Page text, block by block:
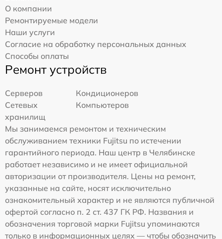
О компании
Ремонтируемые модели
Наши услуги
Согласие на обработку персональных данных
Способы оплаты
Ремонт устройств
Серверов
Кондиционеров
Сетевых
хранилищ
Компьютеров
Мы занимаемся ремонтом и техническим
обслуживанием техники Fujitsu по истечении
гарантийного периода. Наш центр в Челябинске
работает независимо и не имеет официальной
авторизации от производителя. Цены на ремонт,
указанные на сайте, носят исключительно
ознакомительный характер и не являются публичной
офертой согласно п. 2 ст. 437 ГК РФ. Названия и
обозначения торговой марки Fujitsu упоминаются
только в информационных целях — чтобы обозначить